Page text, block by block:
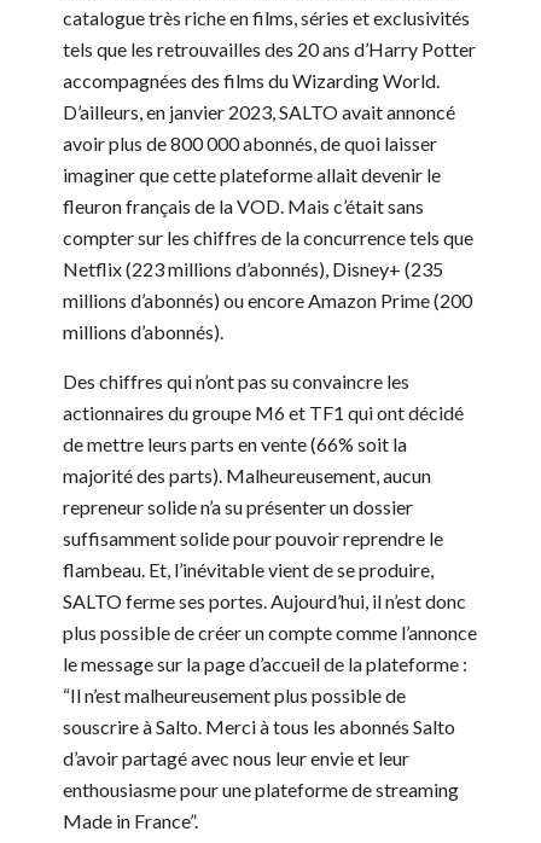
catalogue très riche en films, séries et exclusivités
tels que les retrouvailles des 20 ans d’Harry Potter
accompagnées des films du Wizarding World.
D’ailleurs, en janvier 2023, SALTO avait annoncé
avoir plus de 800 000 abonnés, de quoi laisser
imaginer que cette plateforme allait devenir le
fleuron français de la VOD. Mais c’était sans
compter sur les chiffres de la concurrence tels que
Netflix (223 millions d’abonnés), Disney+ (235
millions d’abonnés) ou encore Amazon Prime (200
millions d’abonnés).
Des chiffres qui n’ont pas su convaincre les
actionnaires du groupe M6 et TF1 qui ont décidé
de mettre leurs parts en vente (66% soit la
majorité des parts). Malheureusement, aucun
repreneur solide n’a su présenter un dossier
suffisamment solide pour pouvoir reprendre le
flambeau. Et, l’inévitable vient de se produire,
SALTO ferme ses portes. Aujourd’hui, il n’est donc
plus possible de créer un compte comme l’annonce
le message sur la page d’accueil de la plateforme :
“Il n’est malheureusement plus possible de
souscrire à Salto. Merci à tous les abonnés Salto
d’avoir partagé avec nous leur envie et leur
enthousiasme pour une plateforme de streaming
Made in France”.